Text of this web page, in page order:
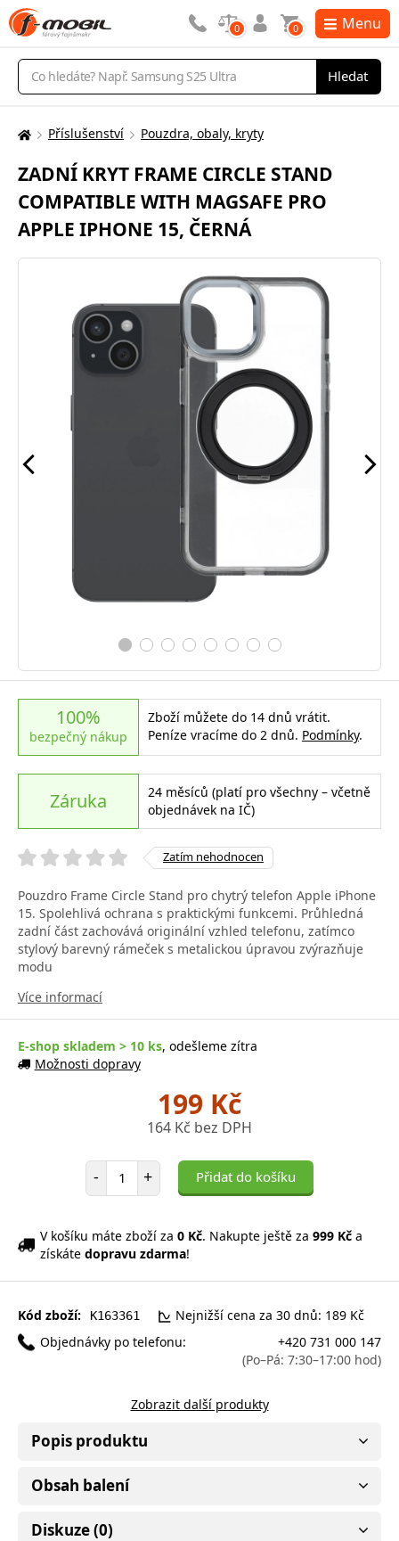
Vyhledávání
Hledat
0 0 Menu
Zde
nacházíte:
Příslušenství Pouzdra, obaly, kryty
ZADNÍ KRYT FRAME CIRCLE STAND
COMPATIBLE WITH MAGSAFE PRO
APPLE IPHONE 15, ČERNÁ
100%
bezpečný nákup
Zboží můžete do 14 dnů vrátit.
Peníze vracíme do 2 dnů. Podmínky.
Záruka
24 měsíců (platí pro všechny – včetně
objednávek na IČ)
Zatím nehodnocen
Pouzdro Frame Circle Stand pro chytrý telefon Apple iPhone
15. Spolehlivá ochrana s praktickými funkcemi. Průhledná
zadní část zachovává originální vzhled telefonu, zatímco
stylový barevný rámeček s metalickou úpravou zvýrazňuje
modu
Více informací
E-shop skladem > 10 ks, odešleme zítra
Možnosti dopravy
199 Kč
164 Kč bez DPH
- Počet položek
+ Přidat do košíku
V košíku máte zboží za 0 Kč. Nakupte ještě za 999 Kč a
získáte dopravu zdarma!
Kód zboží: K163361
Nejnižší cena za 30 dnů: 189 Kč
Objednávky po telefonu:
+420 731 000 147
(Po–Pá: 7:30–17:00 hod)
Zobrazit další produkty
Popis produktu
Obsah balení
Diskuze (0)